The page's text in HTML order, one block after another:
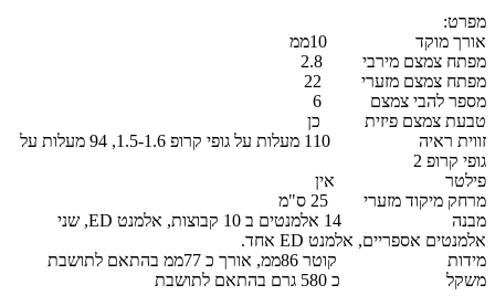
מפרט:
אורך מוקד 10ממ
מפתח צמצם מירבי 2.8
מפתח צמצם מזערי 22
מספר להבי צמצם 6
טבעת צמצם פיזית כן
זווית ראיה 110 מעלות על גופי קרופ 1.5-1.6, 94 מעלות על
גופי קרופ 2
פילטר אין
מרחק מיקוד מזערי 25 ס"מ
מבנה 14 אלמנטים ב 10 קבוצות, אלמנט ED, שני
אלמנטים אספריים, אלמנט ED אחד.
מידות קוטר 86ממ, אורך כ 77ממ בהתאם לתושבת
משקל כ 580 גרם בהתאם לתושבת